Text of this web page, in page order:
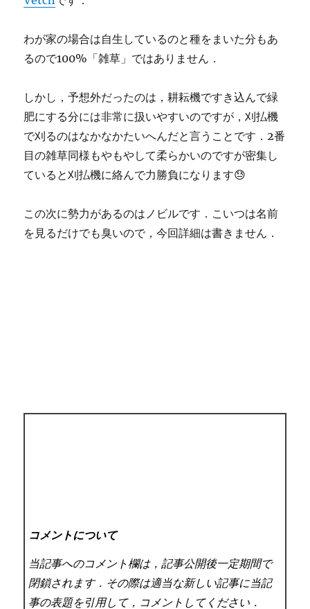
わが家の場合は自生しているのと種をまいた分もあ
るので100%「雑草」ではありません．
しかし，予想外だったのは，耕耘機ですき込んで緑
肥にする分には非常に扱いやすいのですが，刈払機
で刈るのはなかなかたいへんだと言うことです．2番
目の雑草同様もやもやして柔らかいのですが密集し
ていると刈払機に絡んで力勝負になります😓
この次に勢力があるのはノビルです．こいつは名前
を見るだけでも臭いので，今回詳細は書きません．
コメントについて
当記事へのコメント欄は，記事公開後一定期間で
閉鎖されます．その際は適当な新しい記事に当記
事の表題を引用して，コメントしてください．